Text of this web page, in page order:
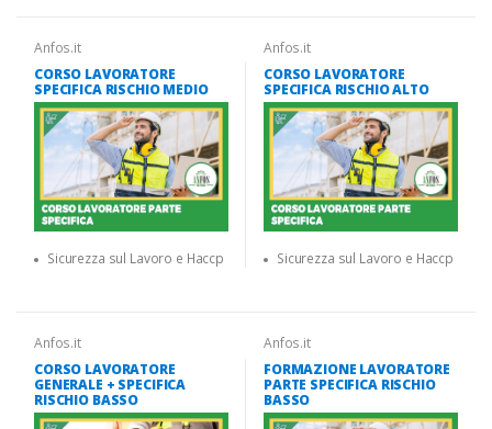
Anfos.it
CORSO LAVORATORE
SPECIFICA RISCHIO MEDIO
Sicurezza sul Lavoro e Haccp
Anfos.it
CORSO LAVORATORE
SPECIFICA RISCHIO ALTO
Sicurezza sul Lavoro e Haccp
Anfos.it
CORSO LAVORATORE
GENERALE + SPECIFICA
RISCHIO BASSO
Anfos.it
FORMAZIONE LAVORATORE
PARTE SPECIFICA RISCHIO
BASSO